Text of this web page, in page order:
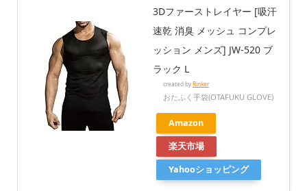
3Dファーストレイヤー [吸汗
速乾 消臭 メッシュ コンプレ
ッション メンズ] JW-520 ブ
ラック L
created by Rinker
おたふく手袋(OTAFUKU GLOVE)
Amazon
楽天市場
Yahooショッピング